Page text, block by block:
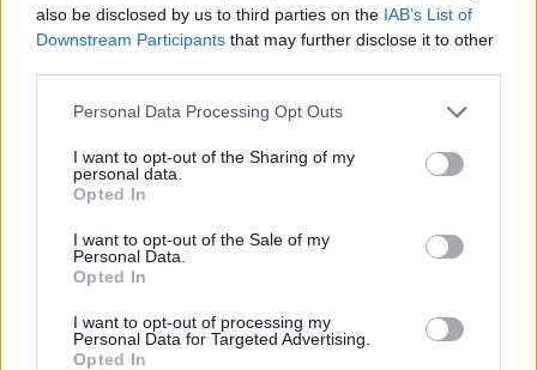
also be disclosed by us to third parties on the IAB’s List of
Downstream Participants that may further disclose it to other
Personal Data Processing Opt Outs
I want to opt-out of the Sharing of my
personal data.
Opted In
I want to opt-out of the Sale of my
Personal Data.
Opted In
I want to opt-out of processing my
Personal Data for Targeted Advertising.
Opted In
Και η αντίδραση του θρυλικού
Ναταλία Πετρίτη
25.07.2023